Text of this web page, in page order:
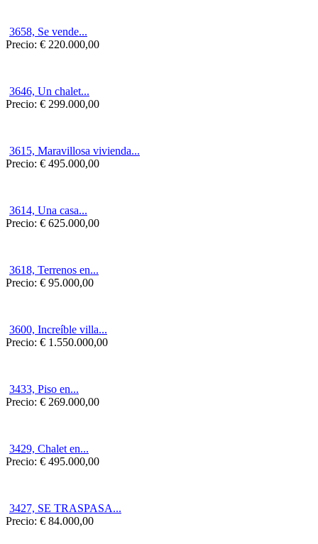
3658, Se vende...
Precio: € 220.000,00
3646, Un chalet...
Precio: € 299.000,00
3615, Maravillosa vivienda...
Precio: € 495.000,00
3614, Una casa...
Precio: € 625.000,00
3618, Terrenos en...
Precio: € 95.000,00
3600, Increíble villa...
Precio: € 1.550.000,00
3433, Piso en...
Precio: € 269.000,00
3429, Chalet en...
Precio: € 495.000,00
3427, SE TRASPASA...
Precio: € 84.000,00